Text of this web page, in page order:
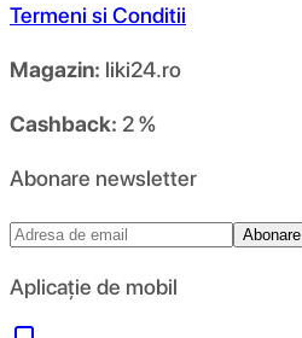
Termeni si Conditii
Magazin: liki24.ro
Cashback: 2 %
Abonare newsletter
Abonare
Aplicație de mobil